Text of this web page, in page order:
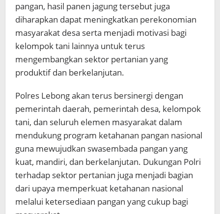
pangan, hasil panen jagung tersebut juga
diharapkan dapat meningkatkan perekonomian
masyarakat desa serta menjadi motivasi bagi
kelompok tani lainnya untuk terus
mengembangkan sektor pertanian yang
produktif dan berkelanjutan.
Polres Lebong akan terus bersinergi dengan
pemerintah daerah, pemerintah desa, kelompok
tani, dan seluruh elemen masyarakat dalam
mendukung program ketahanan pangan nasional
guna mewujudkan swasembada pangan yang
kuat, mandiri, dan berkelanjutan. Dukungan Polri
terhadap sektor pertanian juga menjadi bagian
dari upaya memperkuat ketahanan nasional
melalui ketersediaan pangan yang cukup bagi